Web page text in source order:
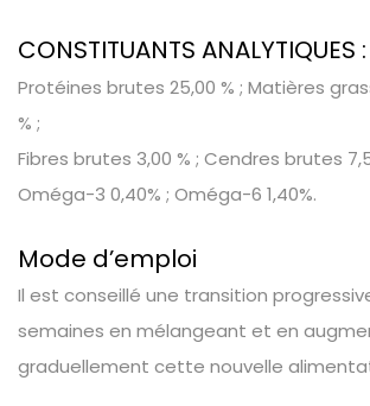
CONSTITUANTS ANALYTIQUES :
Protéines brutes 25,00 % ; Matières
% ;
Fibres brutes 3,00 % ; Cendres brutes
Oméga-3 0,40% ; Oméga-6 1,40%.
Mode d’emploi
Il est conseillé une transition
semaines en mélangeant et en
graduellement cette nouvelle